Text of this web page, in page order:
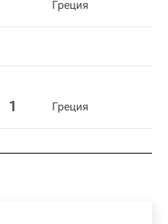
Греция
1 Греция